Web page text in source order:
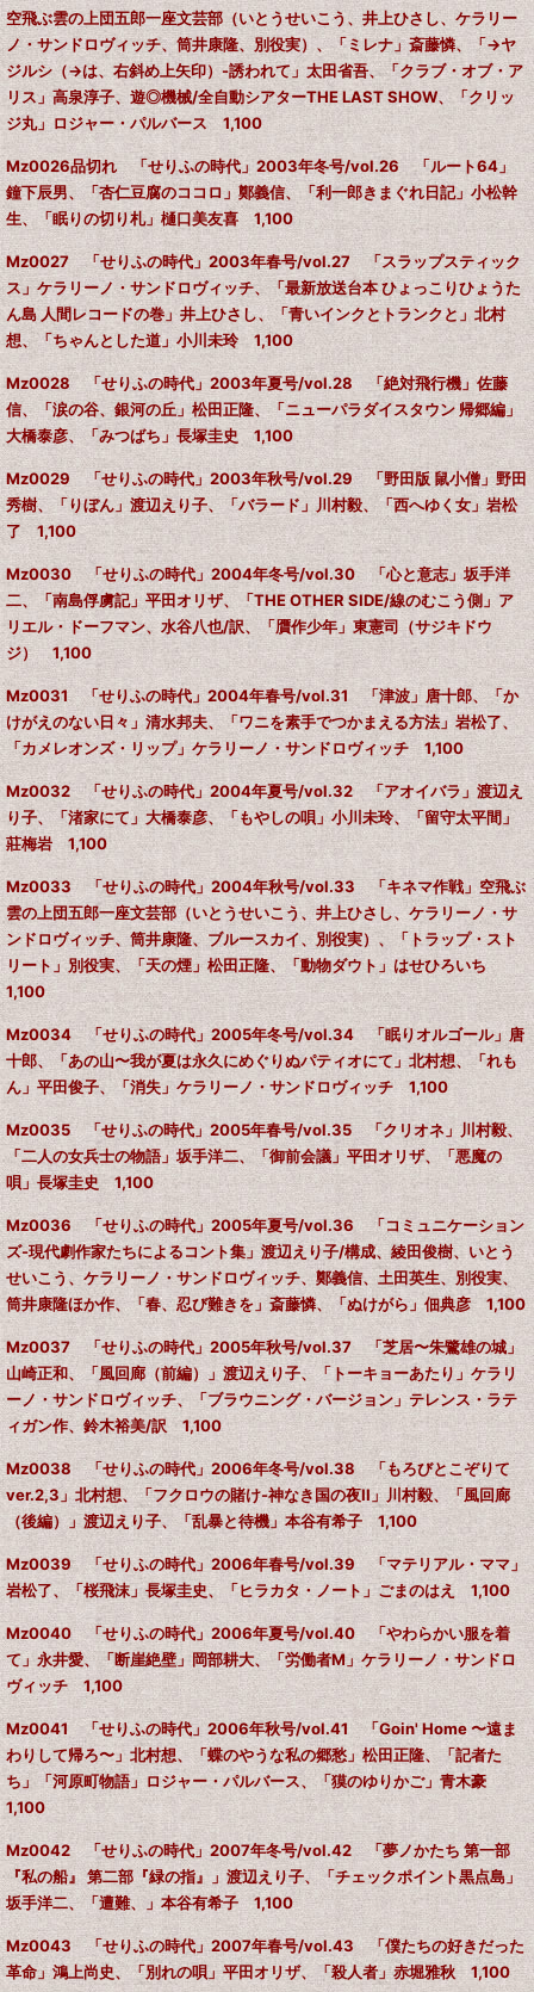
空飛ぶ雲の上団五郎一座文芸部（いとうせいこう、井上ひさし、ケラリー
ノ・サンドロヴィッチ、筒井康隆、別役実）、「ミレナ」斎藤憐、「→ヤ
ジルシ（→は、右斜め上矢印）-誘われて」太田省吾、「クラブ・オブ・ア
リス」高泉淳子、遊◎機械/全自動シアターTHE LAST SHOW、「クリッ
ジ丸」ロジャー・パルバース 1,100
Mz0026品切れ 「せりふの時代」2003年冬号/vol.26 「ルート64」
鐘下辰男、「杏仁豆腐のココロ」鄭義信、「利一郎きまぐれ日記」小松幹
生、「眠りの切り札」樋口美友喜 1,100
Mz0027 「せりふの時代」2003年春号/vol.27 「スラップスティック
ス」ケラリーノ・サンドロヴィッチ、「最新放送台本 ひょっこりひょうた
ん島 人間レコードの巻」井上ひさし、「青いインクとトランクと」北村
想、「ちゃんとした道」小川未玲 1,100
Mz0028 「せりふの時代」2003年夏号/vol.28 「絶対飛行機」佐藤
信、「涙の谷、銀河の丘」松田正隆、「ニューパラダイスタウン 帰郷編」
大橋泰彦、「みつばち」長塚圭史 1,100
Mz0029 「せりふの時代」2003年秋号/vol.29 「野田版 鼠小僧」野田
秀樹、「りぼん」渡辺えり子、「バラード」川村毅、「西へゆく女」岩松
了 1,100
Mz0030 「せりふの時代」2004年冬号/vol.30 「心と意志」坂手洋
二、「南島俘虜記」平田オリザ、「THE OTHER SIDE/線のむこう側」ア
リエル・ドーフマン、水谷八也/訳、「贋作少年」東憲司（サジキドウ
ジ） 1,100
Mz0031 「せりふの時代」2004年春号/vol.31 「津波」唐十郎、「か
けがえのない日々」清水邦夫、「ワニを素手でつかまえる方法」岩松了、
「カメレオンズ・リップ」ケラリーノ・サンドロヴィッチ 1,100
Mz0032 「せりふの時代」2004年夏号/vol.32 「アオイバラ」渡辺え
り子、「渚家にて」大橋泰彦、「もやしの唄」小川未玲、「留守太平間」
莊梅岩 1,100
Mz0033 「せりふの時代」2004年秋号/vol.33 「キネマ作戦」空飛ぶ
雲の上団五郎一座文芸部（いとうせいこう、井上ひさし、ケラリーノ・サ
ンドロヴィッチ、筒井康隆、ブルースカイ、別役実）、「トラップ・スト
リート」別役実、「天の煙」松田正隆、「動物ダウト」はせひろいち
1,100
Mz0034 「せりふの時代」2005年冬号/vol.34 「眠りオルゴール」唐
十郎、「あの山〜我が夏は永久にめぐりぬパティオにて」北村想、「れも
ん」平田俊子、「消失」ケラリーノ・サンドロヴィッチ 1,100
Mz0035 「せりふの時代」2005年春号/vol.35 「クリオネ」川村毅、
「二人の女兵士の物語」坂手洋二、「御前会議」平田オリザ、「悪魔の
唄」長塚圭史 1,100
Mz0036 「せりふの時代」2005年夏号/vol.36 「コミュニケーション
ズ-現代劇作家たちによるコント集」渡辺えり子/構成、綾田俊樹、いとう
せいこう、ケラリーノ・サンドロヴィッチ、鄭義信、土田英生、別役実、
筒井康隆ほか作、「春、忍び難きを」斎藤憐、「ぬけがら」佃典彦 1,100
Mz0037 「せりふの時代」2005年秋号/vol.37 「芝居〜朱鷺雄の城」
山崎正和、「風回廊（前編）」渡辺えり子、「トーキョーあたり」ケラリ
ーノ・サンドロヴィッチ、「ブラウニング・バージョン」テレンス・ラテ
ィガン作、鈴木裕美/訳 1,100
Mz0038 「せりふの時代」2006年冬号/vol.38 「もろびとこぞりて
ver.2,3」北村想、「フクロウの賭け-神なき国の夜II」川村毅、「風回廊
（後編）」渡辺えり子、「乱暴と待機」本谷有希子 1,100
Mz0039 「せりふの時代」2006年春号/vol.39 「マテリアル・ママ」
岩松了、「桜飛沫」長塚圭史、「ヒラカタ・ノート」ごまのはえ 1,100
Mz0040 「せりふの時代」2006年夏号/vol.40 「やわらかい服を着
て」永井愛、「断崖絶壁」岡部耕大、「労働者M」ケラリーノ・サンドロ
ヴィッチ 1,100
Mz0041 「せりふの時代」2006年秋号/vol.41 「Goin' Home 〜遠ま
わりして帰ろ〜」北村想、「蝶のやうな私の郷愁」松田正隆、「記者た
ち」「河原町物語」ロジャー・パルバース、「獏のゆりかご」青木豪
1,100
Mz0042 「せりふの時代」2007年冬号/vol.42 「夢ノかたち 第一部
『私の船』 第二部『緑の指』」渡辺えり子、「チェックポイント黒点島」
坂手洋二、「遭難、」本谷有希子 1,100
Mz0043 「せりふの時代」2007年春号/vol.43 「僕たちの好きだった
革命」鴻上尚史、「別れの唄」平田オリザ、「殺人者」赤堀雅秋 1,100